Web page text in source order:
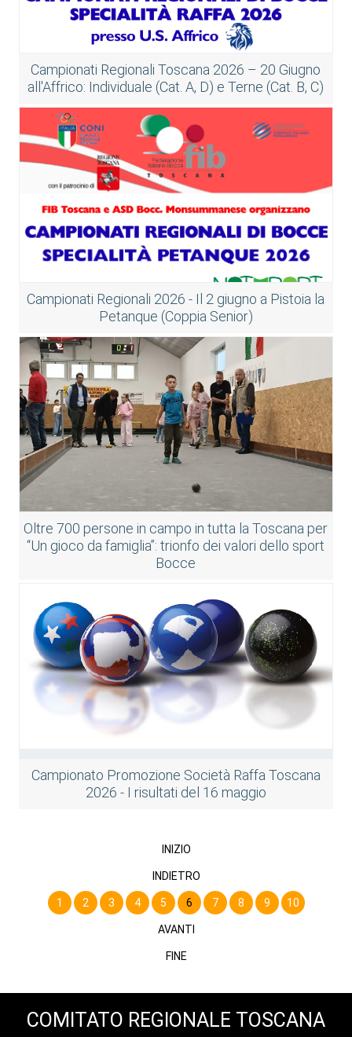
Campionati Regionali Toscana 2026 – 20 Giugno
all'Affrico: Individuale (Cat. A, D) e Terne (Cat. B, C)
Campionati Regionali 2026 - Il 2 giugno a Pistoia la
Petanque (Coppia Senior)
Oltre 700 persone in campo in tutta la Toscana per
“Un gioco da famiglia”: trionfo dei valori dello sport
Bocce
Campionato Promozione Società Raffa Toscana
2026 - I risultati del 16 maggio
INIZIO
INDIETRO
1 2 3 4 5 6 7 8 9 10
AVANTI
FINE
COMITATO REGIONALE TOSCANA